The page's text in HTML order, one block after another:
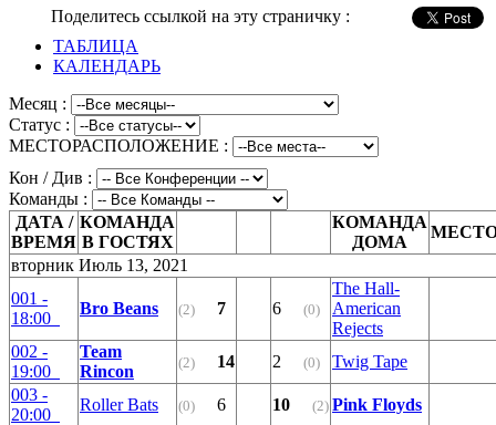
Поделитесь ссылкой на эту страничку :
ТАБЛИЦА
КАЛЕНДАРЬ
Месяц :
Статус :
МЕСТОРАСПОЛОЖЕНИЕ :
Кон / Див :
Команды :
ДАТА /
ВРЕМЯ
КОМАНДА
В ГОСТЯХ
КОМАНДА
ДОМА
вторник Июль 13, 2021
001 -
18:00
Bro Beans (2) 7 6 (0)
The Hall-
American
Rejects
002 -
19:00
Team
Rincon
(2) 14 2 (0)
Twig Tape
003 -
20:00
Roller Bats (0) 6 10 (2) Pink Floyds